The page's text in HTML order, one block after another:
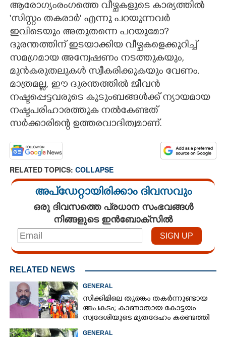
ആരോഗ്യംരംഗത്തെ വീഴ്ചകളുടെ കാര്യത്തിൽ
'സിസ്റ്റം തകരാർ" എന്നു പറയുന്നവർ
ഇവിടെയും അതുതന്നെ പറയുമോ?​
ദുരന്തത്തിന് ഇടയാക്കിയ വീഴ്ചകളെക്കുറിച്ച്
സമഗ്രമായ അന്വേഷണം നടത്തുകയും,​
മുൻകരുതലുകൾ സ്വീകരിക്കുകയും വേണം.
മാത്രമല്ല,​ ഈ ദുരന്തത്തിൽ ജീവൻ
നഷ്ടപ്പെട്ടവരുടെ കുടുംബങ്ങൾക്ക് ന്യായമായ
നഷ്ടപരിഹാരത്തുക നൽകേണ്ടത്
സർക്കാരിന്റെ ഉത്തരവാദിത്വമാണ്.
RELATED TOPICS: COLLAPSE
അപ്ഡേറ്റായിരിക്കാം ദിവസവും
ഒരു ദിവസത്തെ പ്രധാന സംഭവങ്ങൾ
നിങ്ങളുടെ ഇൻബോക്സിൽ
RELATED NEWS
GENERAL
സിക്കിമിലെ തുരങ്കം തകർന്നുണ്ടായ
അപകടം; കാണാതായ കോട്ടയം
സ്വദേശിയുടെ മൃതദേഹം കണ്ടെത്തി
GENERAL